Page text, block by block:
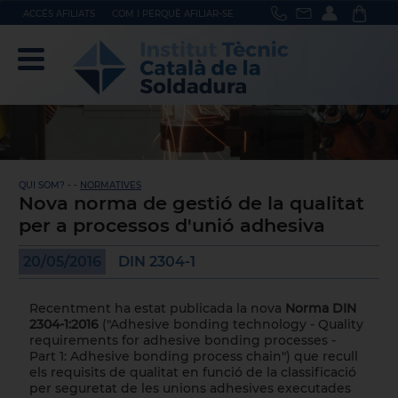
ACCÉS AFILIATS COM I PERQUÈ AFILIAR-SE
QUI SOM? - - NORMATIVES
Nova norma de gestió de la qualitat
per a processos d'unió adhesiva
20/05/2016 DIN 2304-1
Recentment ha estat publicada la nova Norma DIN
2304-1:2016("Adhesive bonding technology - Quality
requirements for adhesive bonding processes -
Part 1: Adhesive bonding process chain") que recull
els requisits de qualitat en funció de la classificació
per seguretat de les unions adhesives executades